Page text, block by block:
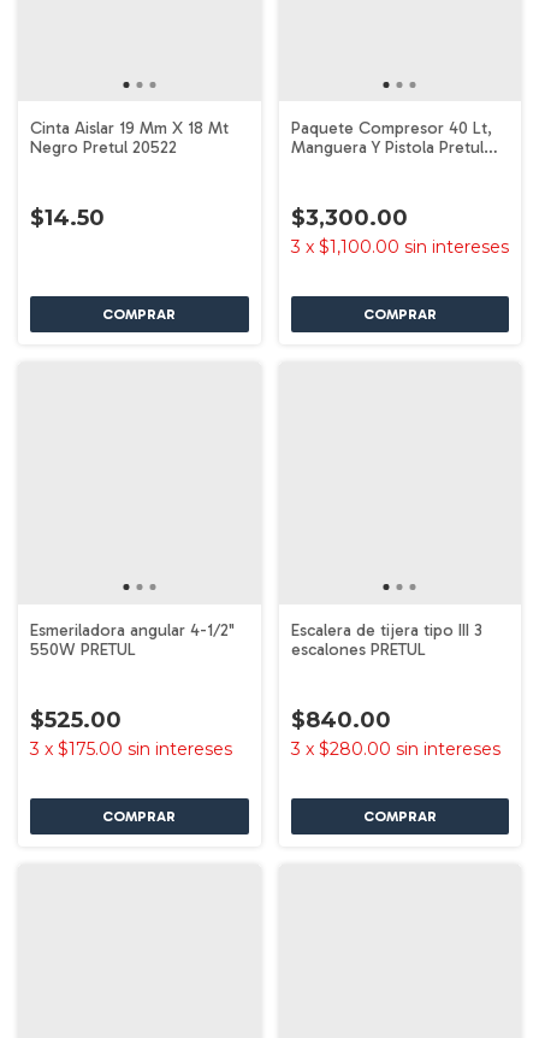
Cinta Aislar 19 Mm X 18 Mt
Negro Pretul 20522
$14.50
Paquete Compresor 40 Lt,
Manguera Y Pistola Pretul
$3,300.00
3 x $1,100.00 sin intereses
Esmeriladora angular 4-1/2"
550W PRETUL
$525.00
3 x $175.00 sin intereses
Escalera de tijera tipo III 3
escalones PRETUL
$840.00
3 x $280.00 sin intereses